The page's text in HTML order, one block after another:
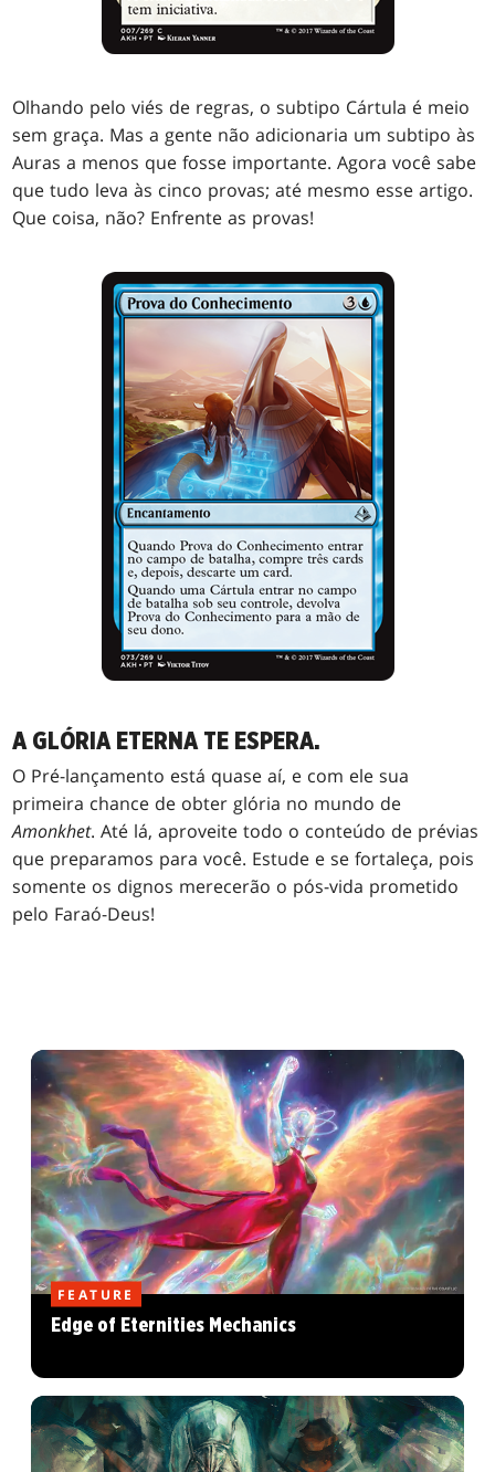
Olhando pelo viés de regras, o subtipo Cártula é meio
sem graça. Mas a gente não adicionaria um subtipo às
Auras a menos que fosse importante. Agora você sabe
que tudo leva às cinco provas; até mesmo esse artigo.
Que coisa, não? Enfrente as provas!
A GLÓRIA ETERNA TE ESPERA.
O Pré-lançamento está quase aí, e com ele sua
primeira chance de obter glória no mundo de
Amonkhet. Até lá, aproveite todo o conteúdo de prévias
que preparamos para você. Estude e se fortaleça, pois
somente os dignos merecerão o pós-vida prometido
pelo Faraó-Deus!
FEATURE
Edge of Eternities Mechanics